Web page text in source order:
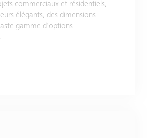
commerciaux et résidentiels,
élégants, des dimensions
gamme d'options